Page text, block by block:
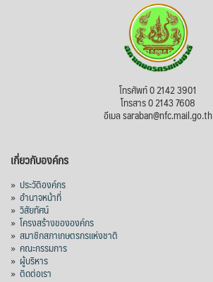
โทรศัพท์ 0 2142 3901
โทรสาร 0 2143 7608
อีเมล saraban@nfc.mail.go.th
เกี่ยวกับองค์กร
» ประวัติองค์กร
» อำนาจหน้าที่
» วิสัยทัศน์
» โครงสร้างขององค์กร
» สมาชิกสภาเกษตรกรแห่งชาติ
» คณะกรรมการ
» ผู้บริหาร
» ติดต่อเรา